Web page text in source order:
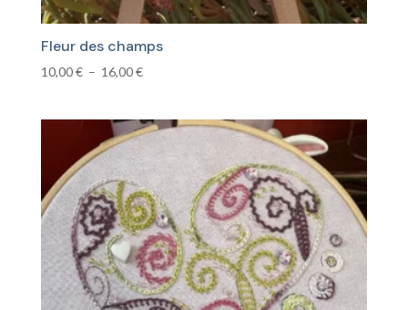
Fleur des champs
10,00€ – 16,00€Plage
10,00 €
16,00 €